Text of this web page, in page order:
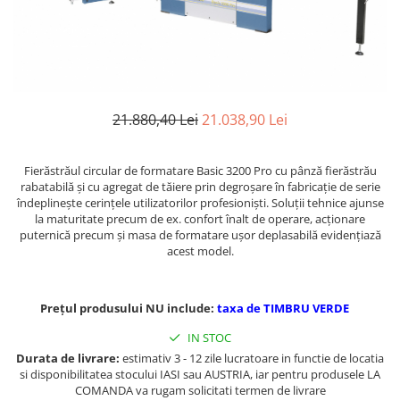
Strunguri cu surub de ghidare
Strunguri universale
Strunguri universale cu afisaj
digital
Strunguri universale cu viteza
Masini de gaurit - Vario - cu masa
Masini de gaurit cu angrenaj, masa
si coloana
Masini de gaurit cu coloana
21.880,40 Lei21.038,90 Lei
Fierăstrăul circular de formatare Basic 3200 Pro cu pânză fierăstrău
rabatabilă şi cu agregat de tăiere prin degroşare în fabricaţie de serie
îndeplineşte cerinţele utilizatorilor profesionişti. Soluţii tehnice ajunse
la maturitate precum de ex. confort înalt de operare, acţionare
puternică precum şi masa de formatare uşor deplasabilă evidenţiază
acest model.
Prețul produsului NU include: taxa de TIMBRU VERDE
IN STOC
Durata de livrare: estimativ 3 - 12 zile lucratoare in functie de locatia
si disponibilitatea stocului IASI sau AUSTRIA, iar pentru produsele LA
COMANDA va rugam solicitati termen de livrare